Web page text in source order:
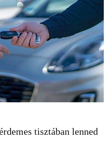
tisztában lenned